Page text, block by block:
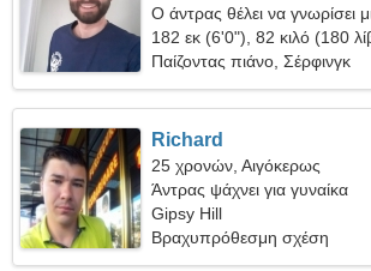
Ο άντρας θέλει να γνωρίσει
182 εκ (6'0"), 82 κιλό (180
Παίζοντας πιάνο, Σέρφινγκ
Richard
25 χρονών, Αιγόκερως
Άντρας ψάχνει για γυναίκα
Gipsy Hill
Βραχυπρόθεσμη σχέση